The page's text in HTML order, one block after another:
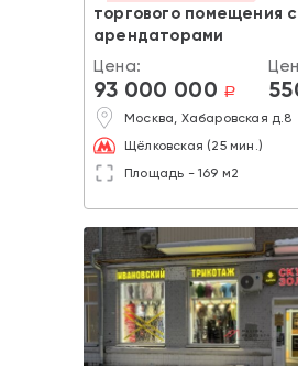
торгового помещения
арендаторами
Цена:
93 000 000 a
Москва, Хабаровская д.8
Щёлковская (25 мин.)
Площадь - 169 м2